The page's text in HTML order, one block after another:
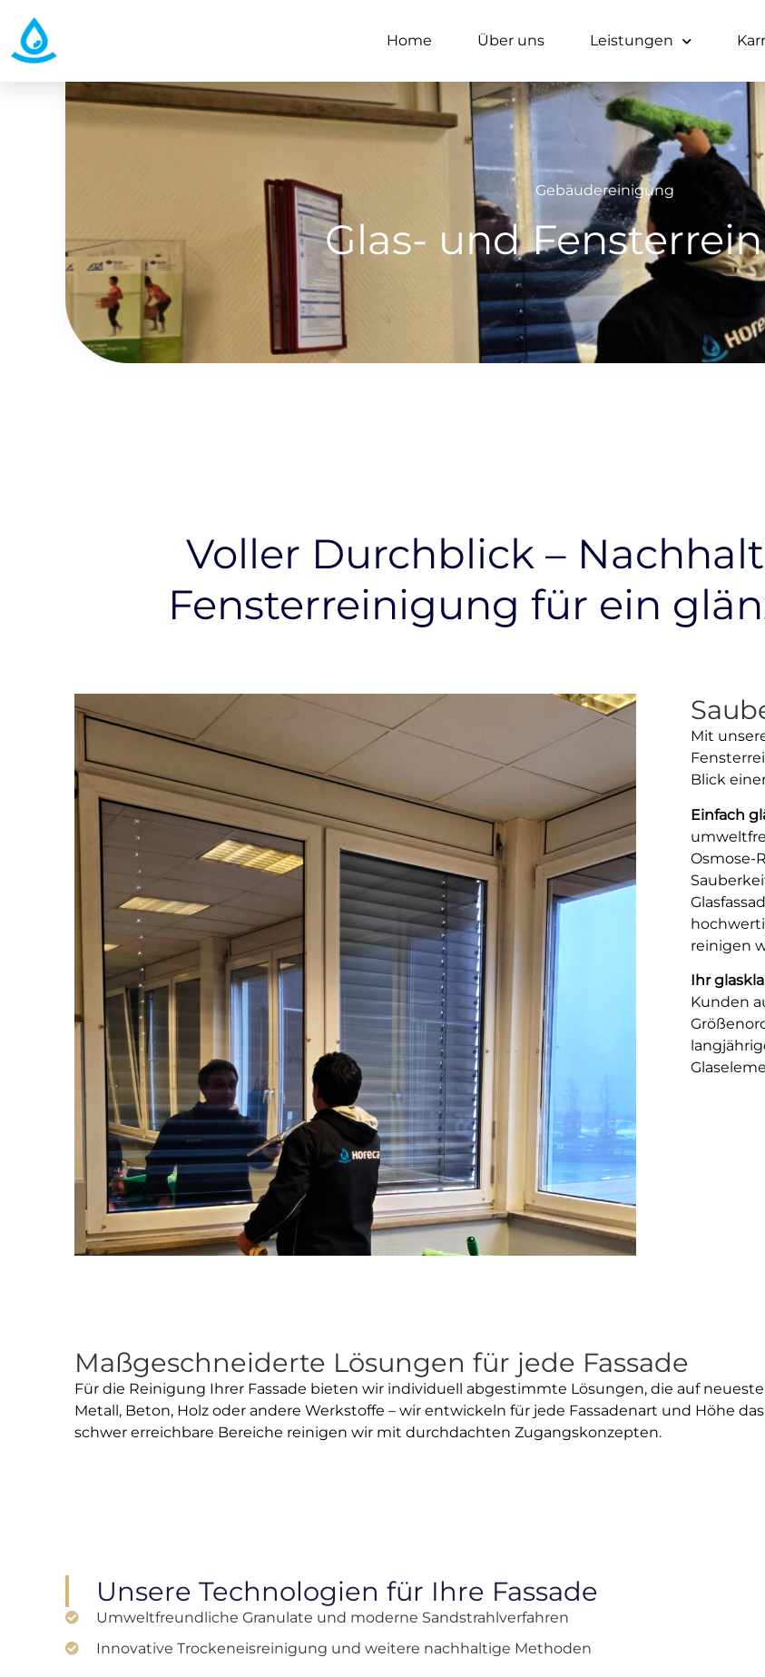
Home Über uns Leistungen
Gebäudereinigung
Glas- und
Voller Durchblick –
Fensterreinigung für ein
Mit
Blick
Einfach
Osmose-
reinigen
Ihr
Kunden
Maßgeschneiderte Lösungen für jede Fassade
Für die Reinigung Ihrer Fassade bieten wir individuell abgestimmte Lösungen, die auf
Metall, Beton, Holz oder andere Werkstoffe – wir entwickeln für jede Fassadenart und Höhe
schwer erreichbare Bereiche reinigen wir mit durchdachten Zugangskonzepten.
Unsere Technologien für Ihre Fassade
Umweltfreundliche Granulate und moderne Sandstrahlverfahren
Innovative Trockeneisreinigung und weitere nachhaltige Methoden